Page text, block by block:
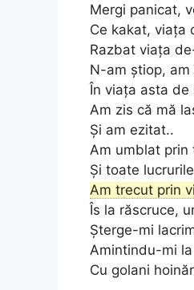
Mergi panicat,
Ce kakat, viața
Razbat viața
N-am știop,
În viața asta de
Am zis că mă
Și am ezitat..
Am umblat prin
Și toate
Am trecut prin
Îs la răscruce,
Șterge-mi
Amintindu-mi
Cu golani